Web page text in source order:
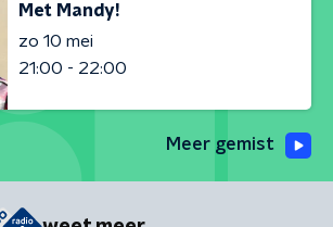
Met Mandy!
zo 10 mei
21:00 - 22:00
Meer gemist